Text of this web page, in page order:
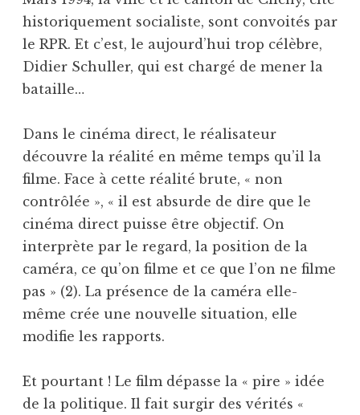
historiquement socialiste, sont convoités par
le RPR. Et c’est, le aujourd’hui trop célèbre,
Didier Schuller, qui est chargé de mener la
bataille…
Dans le cinéma direct, le réalisateur
découvre la réalité en même temps qu’il la
filme. Face à cette réalité brute, « non
contrôlée », « il est absurde de dire que le
cinéma direct puisse être objectif. On
interprète par le regard, la position de la
caméra, ce qu’on filme et ce que l’on ne filme
pas » (2). La présence de la caméra elle-
même crée une nouvelle situation, elle
modifie les rapports.
Et pourtant ! Le film dépasse la « pire » idée
de la politique. Il fait surgir des vérités «